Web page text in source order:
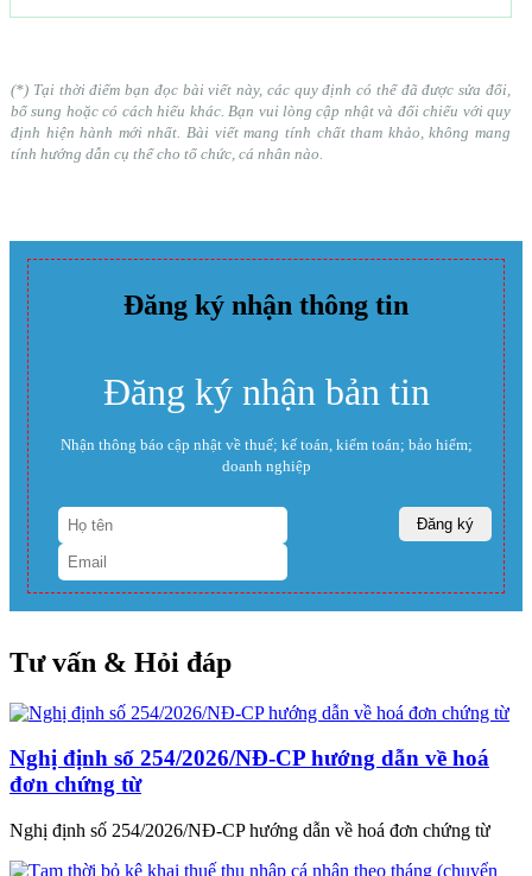
(*) Tại thời điểm bạn đọc bài viết này, các quy định có thể đã được sửa đổi,
bổ sung hoặc có cách hiểu khác. Bạn vui lòng cập nhật và đối chiếu với quy
định hiện hành mới nhất. Bài viết mang tính chất tham khảo, không mang
tính hướng dẫn cụ thể cho tổ chức, cá nhân nào.
Đăng ký nhận thông tin
Đăng ký nhận bản tin
Nhận thông báo cập nhật về thuế; kế toán, kiểm toán; bảo hiểm;
doanh nghiệp
Tư vấn & Hỏi đáp
Nghị định số 254/2026/NĐ-CP hướng dẫn về hoá
đơn chứng từ
Nghị định số 254/2026/NĐ-CP hướng dẫn về hoá đơn chứng từ